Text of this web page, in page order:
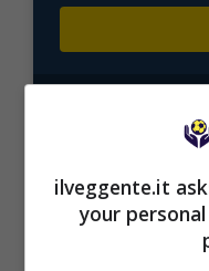
BONUS
Fino a 2050€
ilveggente.it
your